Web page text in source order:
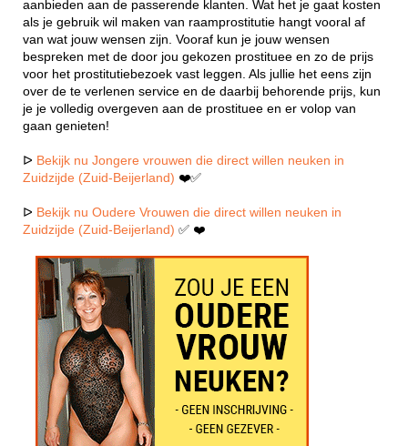
aanbieden aan de passerende klanten. Wat het je gaat kosten
als je gebruik wil maken van raamprostitutie hangt vooral af
van wat jouw wensen zijn. Vooraf kun je jouw wensen
bespreken met de door jou gekozen prostituee en zo de prijs
voor het prostitutiebezoek vast leggen. Als jullie het eens zijn
over de te verlenen service en de daarbij behorende prijs, kun
je je volledig overgeven aan de prostituee en er volop van
gaan genieten!
ᐅ Bekijk nu Jongere vrouwen die direct willen neuken in
Zuidzijde (Zuid-Beijerland) ❤️✅
ᐅ Bekijk nu Oudere Vrouwen die direct willen neuken in
Zuidzijde (Zuid-Beijerland) ✅ ❤️